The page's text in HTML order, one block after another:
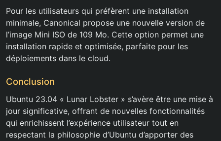
Pour les utilisateurs qui préfèrent une installation
minimale, Canonical propose une nouvelle version de
l’image Mini ISO de 109 Mo. Cette option permet une
installation rapide et optimisée, parfaite pour les
déploiements dans le cloud.
Conclusion
Ubuntu 23.04 « Lunar Lobster » s’avère être une mise à
jour significative, offrant de nouvelles fonctionnalités
qui enrichissent l’expérience utilisateur tout en
respectant la philosophie d’Ubuntu d’apporter des